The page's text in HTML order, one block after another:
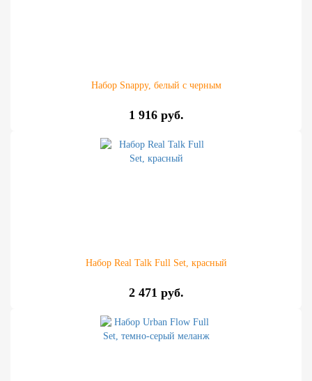
Набор Snappy, белый с черным
1 916 руб.
Набор Real Talk Full Set, красный
2 471 руб.